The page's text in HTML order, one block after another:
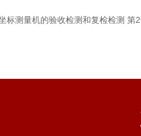
标测量机的验收检测和复检检测